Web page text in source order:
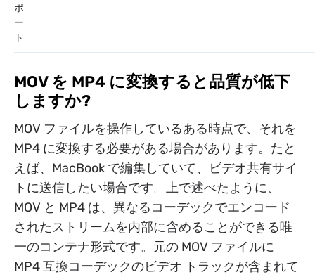
ポ
ー
ト
MOV を MP4 に変換すると品質が低下
しますか?
MOV ファイルを操作しているある時点で、それを
MP4 に変換する必要がある場合があります。たと
えば、MacBook で編集していて、ビデオ共有サイ
トに送信したい場合です。上で述べたように、
MOV と MP4 は、異なるコーデックでエンコード
されたストリームを内部に含めることができる唯
一のコンテナ形式です。元の MOV ファイルに
MP4 互換コーデックのビデオ トラックが含まれて